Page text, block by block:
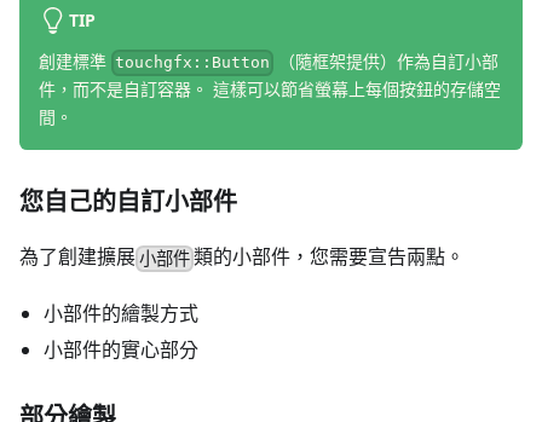
TIP
創建標準 touchgfx::Button
（隨框架提供）作為自訂小部
件，而不是自訂容器。 這樣可以節省螢幕上每個按鈕的存儲空
間。
您自己的自訂小部件
為了創建擴展小部件 類的小部件，您需要宣告兩點。
小部件的繪製方式
小部件的實心部分